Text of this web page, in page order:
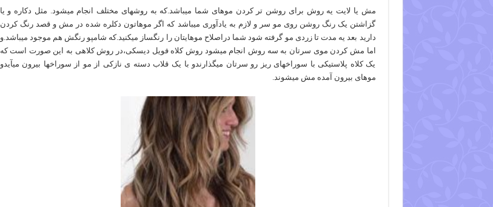
مش یا لایت یه روش برای روشن تر کردن موهای شما میباشد.که به روشهای مختلف انجام میشود. مثل دکاره و یا
گزاشتن یک رنگ روشن روی مو سر و لازم به یادآوری میباشد که اگر موهاتون دکلره شده در مش و قصد رنگ کردن
دارید بعد یه مدت تا زردی مو گرفته شود شما دراصلاح موهایتان را رنگساز میکنید.که شامپو رنگش هم موجود میباشد.و
اما مش کردن موی سرتان به سه روش انجام میشود روش کلاه فویل دیسکی،در روش کلاهی به این صورت است که
یک کلاه پلاستیکی با سوراخهای ریز رو سرتان میگذارندو با یک قلاب دسته ی نازکی از مو از سوراخها بیرون میآیدو
موهای بیرون آمده مش میشوند.